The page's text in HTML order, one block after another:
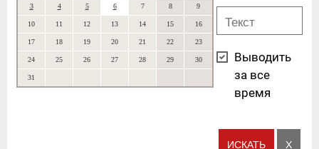
3 4 5 6 7 8 9
10 11 12 13 14 15 16
17 18 19 20 21 22 23
24 25 26 27 28 29 30
31
Выводить
за все
время